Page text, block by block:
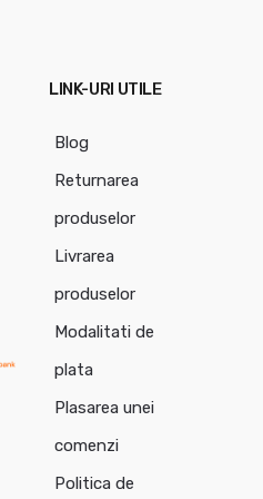
LINK-URI UTILE
Blog
Returnarea
produselor
Livrarea
produselor
Modalitati de
plata
Plasarea unei
comenzi
Politica de